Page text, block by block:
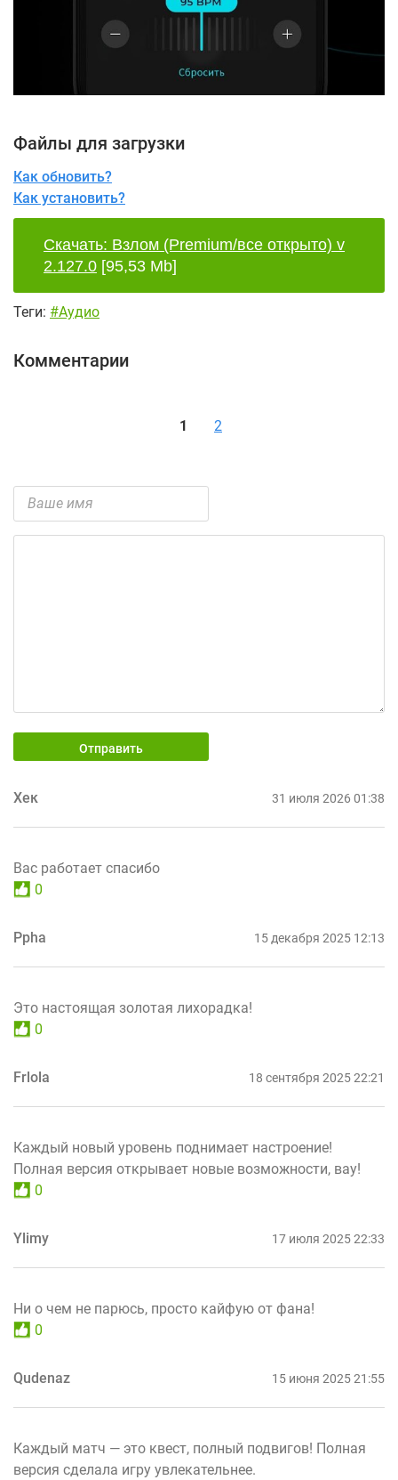
Файлы для загрузки
Как обновить?
Как установить?
Скачать: Взлом (Premium/все открыто) v
2.127.0 [95,53 Mb]
Теги: #Аудио
Комментарии
1 2
Отправить
Хек 31 июля 2026 01:38
Вас работает спасибо
0
Ppha 15 декабря 2025 12:13
Это настоящая золотая лихорадка!
0
Frlola 18 сентября 2025 22:21
Каждый новый уровень поднимает настроение!
Полная версия открывает новые возможности, вау!
0
Ylimy 17 июля 2025 22:33
Ни о чем не парюсь, просто кайфую от фана!
0
Qudenaz 15 июня 2025 21:55
Каждый матч — это квест, полный подвигов! Полная
версия сделала игру увлекательнее.